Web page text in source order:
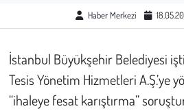
Haber Merkezi
İstanbul Büyükşehir Belediyesi
Tesis Yönetim Hizmetleri A.Ş.’ye
“ihaleye fesat karıştırma”
Çocuk
Kültür Sanat
Bilim - Teknoloji